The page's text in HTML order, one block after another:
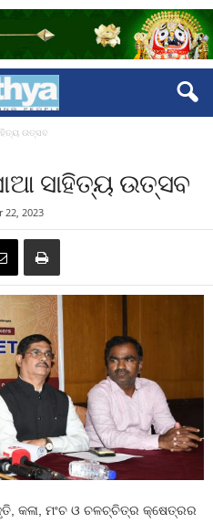
ଉତ୍ସବ
ସାହିତ୍ୟ ଉତ୍ସବ
22, 2023
କଳା, ମଂଚ ଓ ଚଳଚ୍ଚିତ୍ର କ୍ଷେତ୍ରର